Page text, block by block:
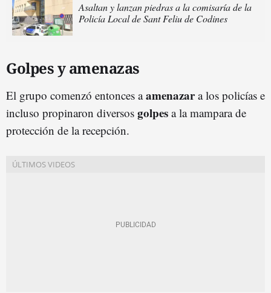
Asaltan y lanzan piedras a la comisaría de la
Policía Local de Sant Feliu de Codines
Golpes y amenazas
El grupo comenzó entonces aamenazara los policías e
incluso propinaron diversos golpes a la mampara de
protección de la recepción.